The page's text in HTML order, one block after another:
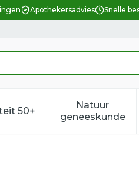
Apothekersadvies Snelle
categorie
vitamines categorie
Zwangerschap en
50+
Toon submenu voor
Natuur
geneeskunde
Toon